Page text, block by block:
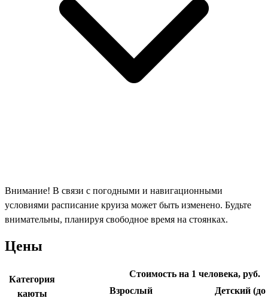
Внимание! В связи с погодными и навигационными
условиями расписание круиза может быть изменено. Будьте
внимательны, планируя свободное время на стоянках.
Цены
Категория
каюты
Стоимость на 1 человека, руб.
Взрослый
Детский